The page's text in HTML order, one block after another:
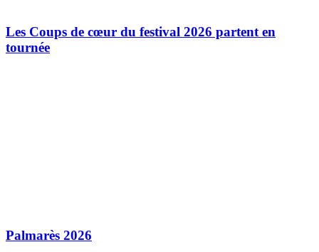
Les Coups de cœur du festival 2026 partent en
tournée
Palmarès 2026